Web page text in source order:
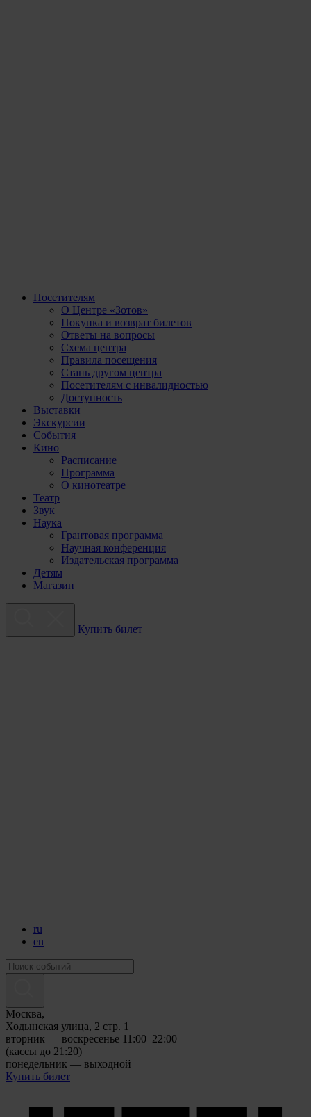
Посетителям
О Центре «Зотов»
Покупка и возврат билетов
Ответы на вопросы
Схема центра
Правила посещения
Стань другом центра
Посетителям с инвалидностью
Доступность
Выставки
Экскурсии
События
Кино
Расписание
Программа
О кинотеатре
Театр
Звук
Наука
Грантовая программа
Научная конференция
Издательская программа
Детям
Магазин
Купить билет
ru
en
Москва,
Ходынская улица, 2 стр. 1
вторник — воскресенье 11:00–22:00
(кассы до 21:20)
понедельник — выходной
Купить билет